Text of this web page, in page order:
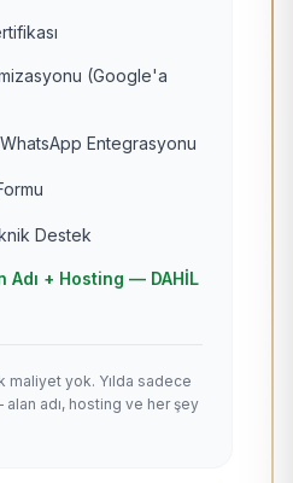
(Google'a
Entegrasyonu
Destek
Adı + Hosting — DAHİL
maliyet yok. Yılda sadece
adı, hosting ve her şey